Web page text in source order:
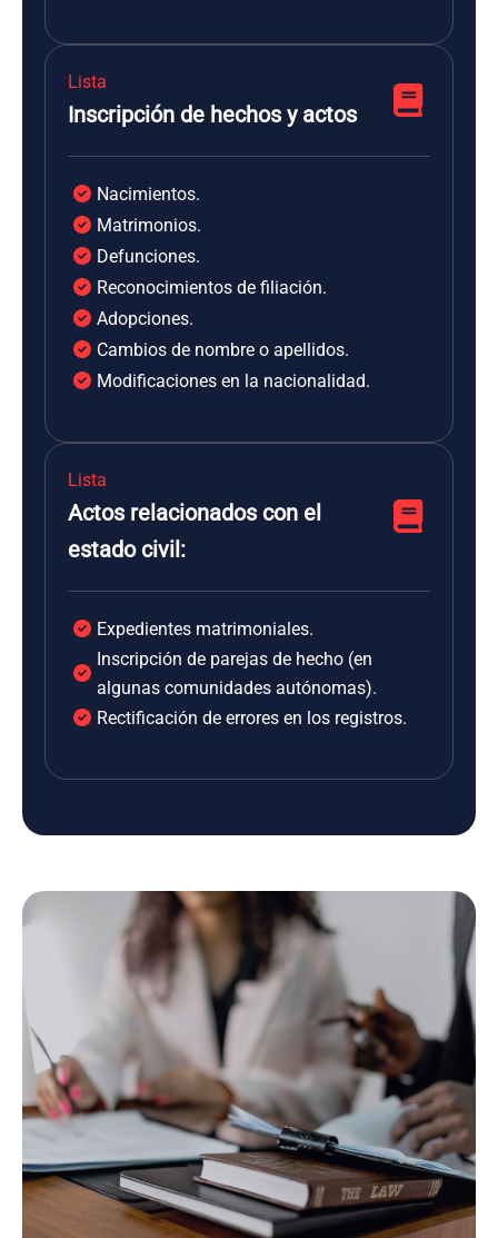
Lista
Inscripción de hechos y actos
Nacimientos.
Matrimonios.
Defunciones.
Reconocimientos de filiación.
Adopciones.
Cambios de nombre o apellidos.
Modificaciones en la nacionalidad.
Lista
Actos relacionados con el
estado civil:
Expedientes matrimoniales.
Inscripción de parejas de hecho (en
algunas comunidades autónomas).
Rectificación de errores en los registros.